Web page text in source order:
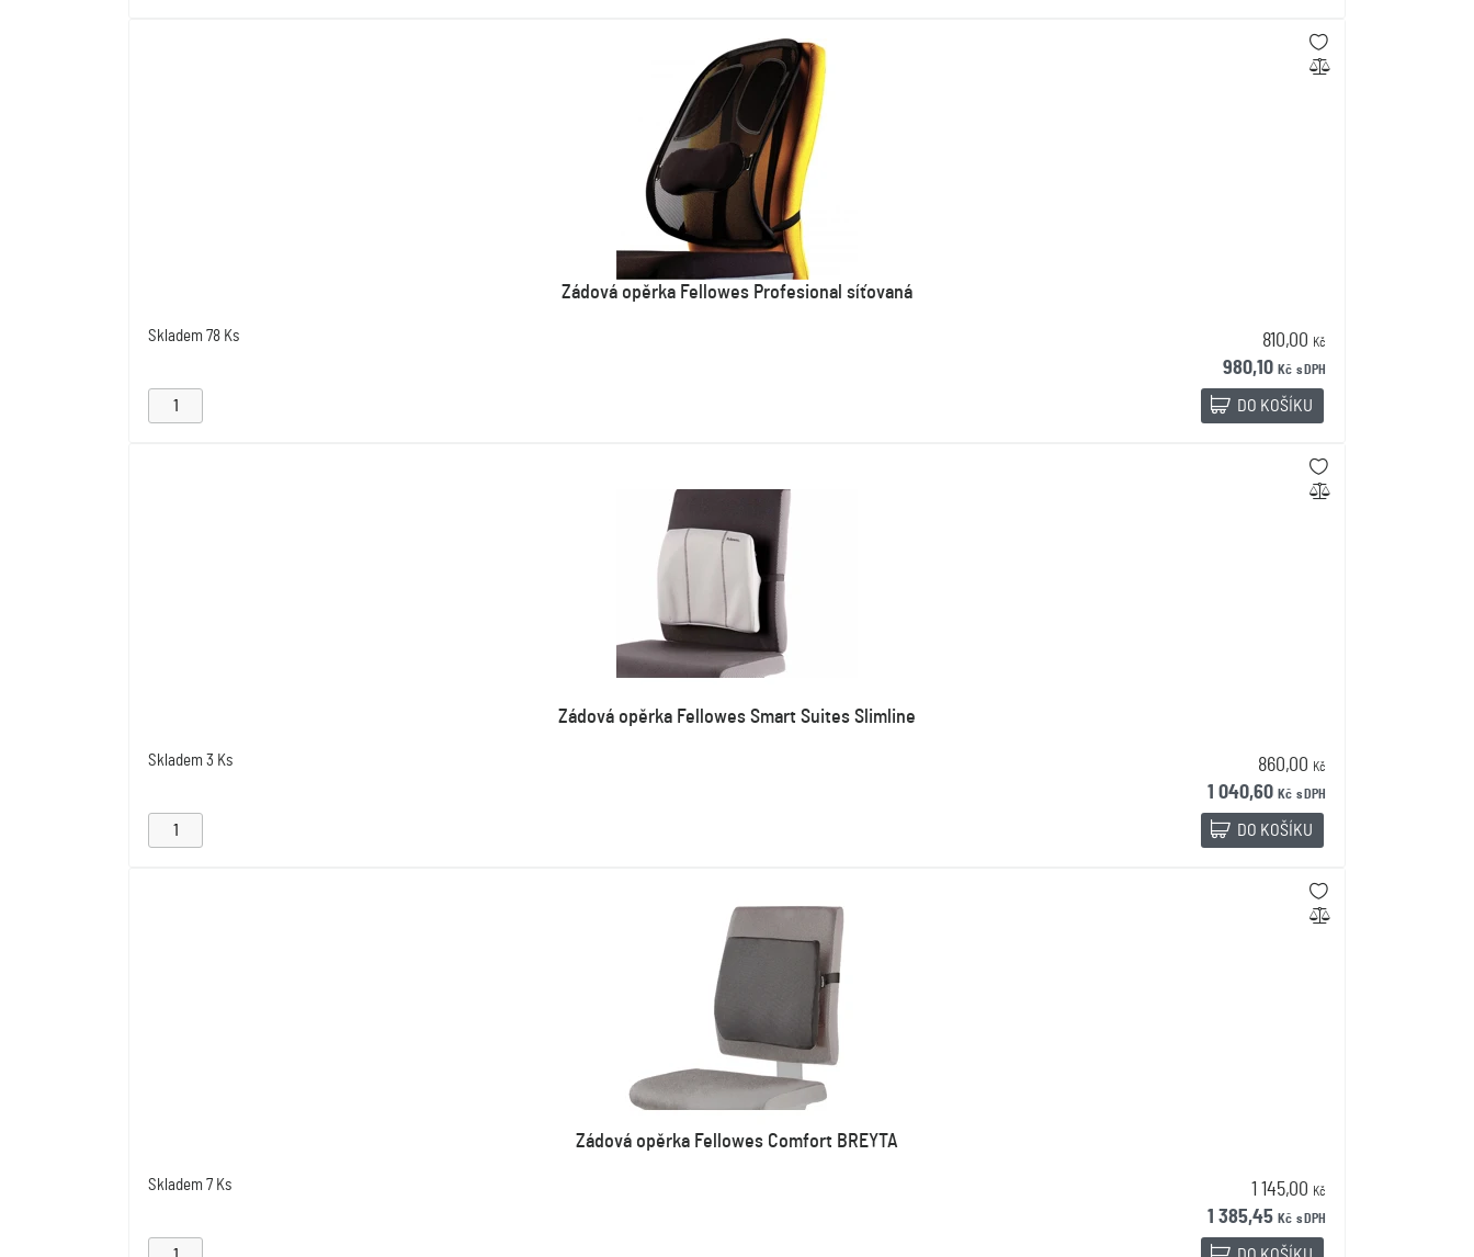
Zádová opěrka Fellowes Profesional síťovaná
Skladem 78 Ks 810,00 Kč
980,10 Kč s DPH
DO KOŠÍKU
Zádová opěrka Fellowes Smart Suites Slimline
Skladem 3 Ks 860,00 Kč
1 040,60 Kč s DPH
DO KOŠÍKU
Zádová opěrka Fellowes Comfort BREYTA
Skladem 7 Ks 1 145,00 Kč
1 385,45 Kč s DPH